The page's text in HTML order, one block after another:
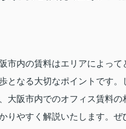
市内の賃料はエリアによっ
となる大切なポイントです
大阪市内でのオフィス賃料
やすく解説いたします。ぜ